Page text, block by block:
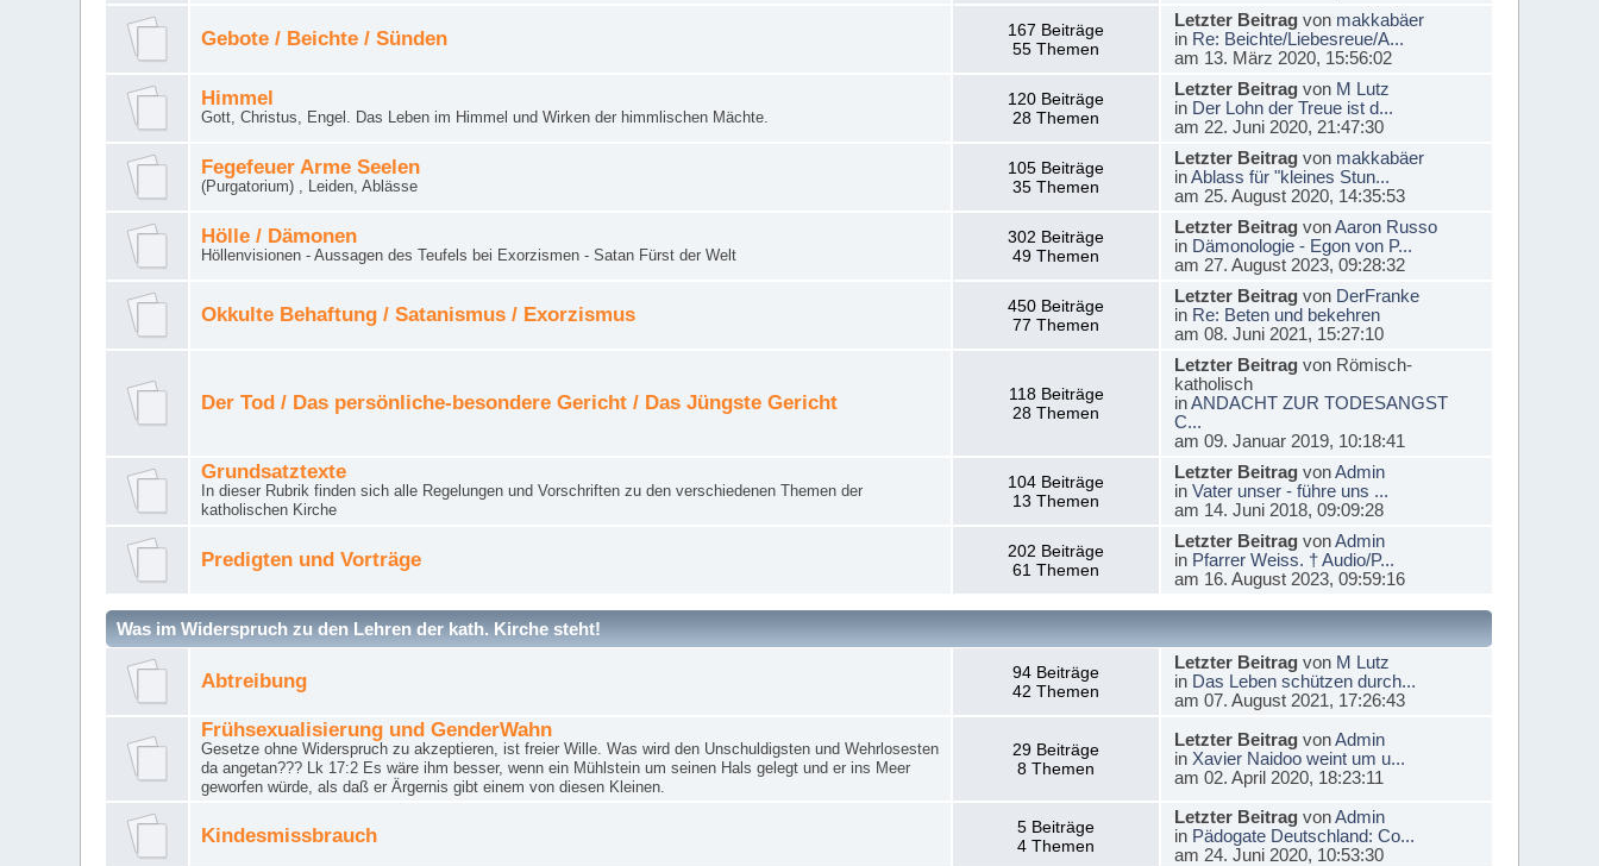
Gebote / Beichte / Sünden
167 Beiträge
55 Themen
Letzter Beitragvon makkabäer
in Re: Beichte/Liebesreue/A...
am 13. März 2020, 15:56:02
Himmel
Gott, Christus, Engel. Das Leben im Himmel und Wirken der himmlischen Mächte.
120 Beiträge
28 Themen
Letzter Beitragvon M Lutz
in Der Lohn der Treue ist d...
am 22. Juni 2020, 21:47:30
Fegefeuer Arme Seelen
(Purgatorium) , Leiden, Ablässe
105 Beiträge
35 Themen
Letzter Beitragvon makkabäer
inAblass für "kleines Stun...
am 25. August 2020, 14:35:53
Hölle / Dämonen
Höllenvisionen - Aussagen des Teufels bei Exorzismen - Satan Fürst der Welt
302 Beiträge
49 Themen
Letzter BeitragvonAaron Russo
in Dämonologie - Egon von P...
am 27. August 2023, 09:28:32
Okkulte Behaftung / Satanismus / Exorzismus
450 Beiträge
77 Themen
Letzter Beitragvon DerFranke
in Re: Beten und bekehren
am 08. Juni 2021, 15:27:10
Der Tod / Das persönliche-besondere Gericht / Das Jüngste Gericht
118 Beiträge
28 Themen
Letzter Beitragvon Römisch-
katholisch
inANDACHT ZUR TODESANGST
C...
am 09. Januar 2019, 10:18:41
Grundsatztexte
In dieser Rubrik finden sich alle Regelungen und Vorschriften zu den verschiedenen Themen der
katholischen Kirche
104 Beiträge
13 Themen
Letzter BeitragvonAdmin
in Vater unser - führe uns ...
am 14. Juni 2018, 09:09:28
Predigten und Vorträge
202 Beiträge
61 Themen
Letzter BeitragvonAdmin
in Pfarrer Weiss. † Audio/P...
am 16. August 2023, 09:59:16
Was im Widerspruch zu den Lehren der kath. Kirche steht!
Abtreibung
94 Beiträge
42 Themen
Letzter Beitragvon M Lutz
in Das Leben schützen durch...
am 07. August 2021, 17:26:43
Frühsexualisierung und GenderWahn
Gesetze ohne Widerspruch zu akzeptieren, ist freier Wille. Was wird den Unschuldigsten und Wehrlosesten
da angetan??? Lk 17:2 Es wäre ihm besser, wenn ein Mühlstein um seinen Hals gelegt und er ins Meer
geworfen würde, als daß er Ärgernis gibt einem von diesen Kleinen.
29 Beiträge
8 Themen
Letzter BeitragvonAdmin
in Xavier Naidoo weint um u...
am 02. April 2020, 18:23:11
Kindesmissbrauch
5 Beiträge
4 Themen
Letzter BeitragvonAdmin
in Pädogate Deutschland: Co...
am 24. Juni 2020, 10:53:30